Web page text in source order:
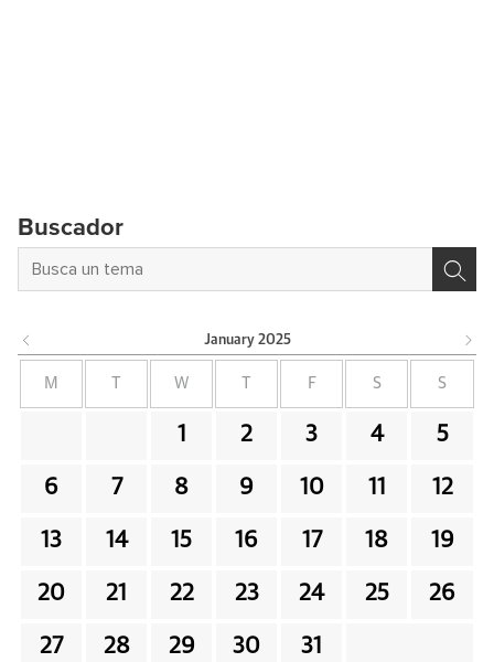
Buscador
January 2025
M W F S S
1 2 3 4 5
6 7 8 9 10 11 12
13 14 15 16 17 18 19
20 21 22 23 24 25 26
27 28 29 30 31